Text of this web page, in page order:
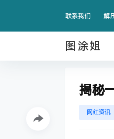
联系我们 解
图涂姐
揭秘
网红资讯